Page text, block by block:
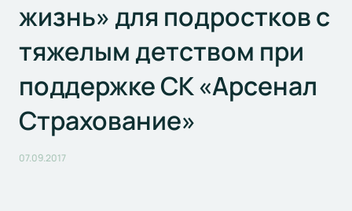
жизнь» для подростков с
тяжелым детством при
поддержке СК «Арсенал
Страхование»
07.09.2017